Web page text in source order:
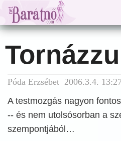
Póda Erzsébet 2006.3.4.
A testmozgás nagyon
-- és nem utolsósorban a
szempontjából…